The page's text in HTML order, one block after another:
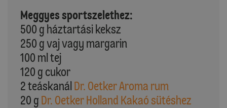
Meggyes sportszelethez:
500 g háztartási keksz
250 g vaj vagy margarin
100 ml tej
120 g cukor
2 teáskanálDr. Oetker Aroma rum
20 g Dr. Oetker Holland Kakaó sütéshez